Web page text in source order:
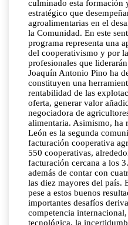
culminado esta formación
estratégico que
agroalimentarias en el
la Comunidad. En este
programa representa una
del cooperativismo y por
profesionales que
Joaquín Antonio Pino ha
constituyen una
rentabilidad de las
oferta, generar valor
negociadora de
alimentaria. Asimismo, ha
León es la segunda
facturación cooperativa
550 cooperativas,
facturación cercana a los
además de contar con
las diez mayores del país.
pese a estos buenos
importantes desafíos
competencia
tecnológica, la